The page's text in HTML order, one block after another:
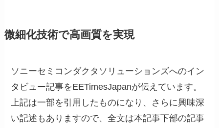
微細化技術で高画質を実現
ソニーセミコンダクタソリューションズへのイン
タビュー記事をEETimesJapanが伝えています。
上記は一部を引用したものになり、さらに興味深
い記述もありますので、全文は本記事下部の記事